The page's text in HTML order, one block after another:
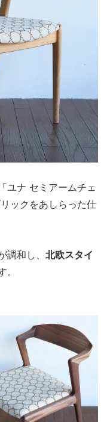
ユナ セミアームチェ
ックをあしらった仕
和し、 北欧スタイ
。